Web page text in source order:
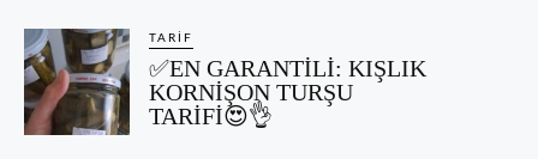
TARIF
✅EN GARANTİLİ: KIŞLIK
KORNİŞON TURŞU
TARİFİ😍👌